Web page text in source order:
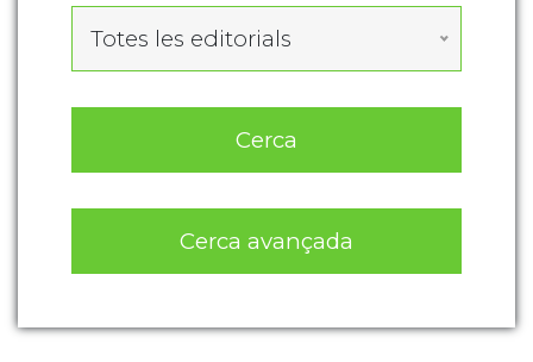
Totes les editorials
Cerca
Cerca avançada